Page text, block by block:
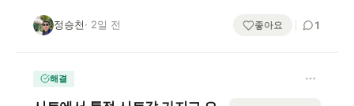
정 정승천· 2일 전 좋아요 1
해결